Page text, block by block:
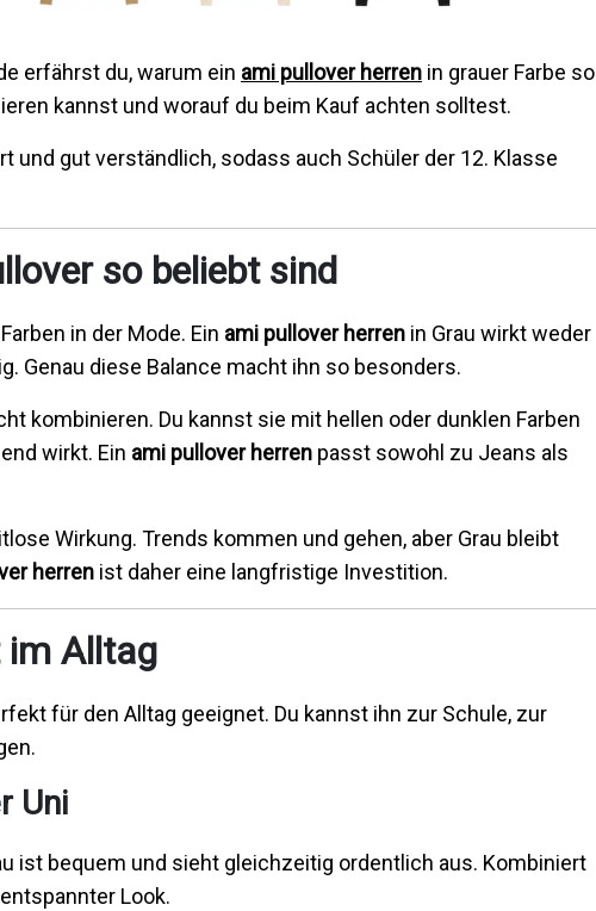
erfährst du, warum ein ami pullover herren in grauer Farbe so
kannst und worauf du beim Kauf achten solltest.
und gut verständlich, sodass auch Schüler der 12. Klasse
so beliebt sind
in der Mode. Ein ami pullover herren in Grau wirkt weder
Genau diese Balance macht ihn so besonders.
kombinieren. Du kannst sie mit hellen oder dunklen Farben
wirkt. Ein ami pullover herren passt sowohl zu Jeans als
Wirkung. Trends kommen und gehen, aber Grau bleibt
herren ist daher eine langfristige Investition.
im Alltag
für den Alltag geeignet. Du kannst ihn zur Schule, zur
Uni
ist bequem und sieht gleichzeitig ordentlich aus. Kombiniert
Look.